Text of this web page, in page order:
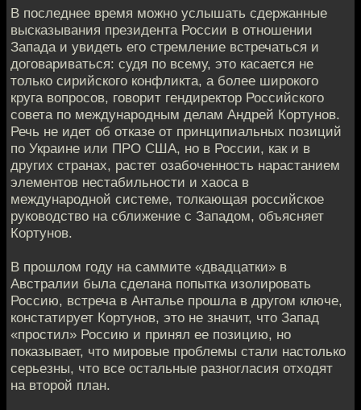
В последнее время можно услышать сдержанные
высказывания президента России в отношении
Запада и увидеть его стремление встречаться и
договариваться: судя по всему, это касается не
только сирийского конфликта, а более широкого
круга вопросов, говорит гендиректор Российского
совета по международным делам Андрей Кортунов.
Речь не идет об отказе от принципиальных позиций
по Украине или ПРО США, но в России, как и в
других странах, растет озабоченность нарастанием
элементов нестабильности и хаоса в
международной системе, толкающая российское
руководство на сближение с Западом, объясняет
Кортунов.
В прошлом году на саммите «двадцатки» в
Австралии была сделана попытка изолировать
Россию, встреча в Анталье прошла в другом ключе,
констатирует Кортунов, это не значит, что Запад
«простил» Россию и принял ее позицию, но
показывает, что мировые проблемы стали настолько
серьезны, что все остальные разногласия отходят
на второй план.